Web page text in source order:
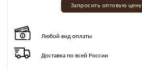
Запросить оптовую цену
Любой вид оплаты
Доставка по всей России